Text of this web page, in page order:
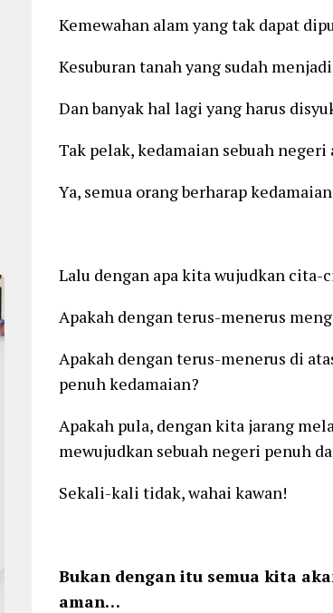
Kemewahan alam yang tak dapat
Kesuburan tanah yang sudah
Dan banyak hal lagi yang harus
Tak pelak, kedamaian sebuah
Ya, semua orang berharap
Lalu dengan apa kita wujudkan cita-
Apakah dengan terus-menerus
Apakah dengan terus-menerus di
penuh kedamaian?
Apakah pula, dengan kita jarang
mewujudkan sebuah negeri penuh
Sekali-kali tidak, wahai kawan!
Bukan dengan itu semua kita
aman…